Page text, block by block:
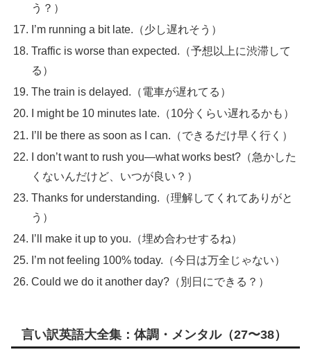
う？）
I’m running a bit late.（少し遅れそう）
Traffic is worse than expected.（予想以上に渋滞して
る）
The train is delayed.（電車が遅れてる）
I might be 10 minutes late.（10分くらい遅れるかも）
I’ll be there as soon as I can.（できるだけ早く行く）
I don’t want to rush you—what works best?（急かした
くないんだけど、いつが良い？）
Thanks for understanding.（理解してくれてありがと
う）
I’ll make it up to you.（埋め合わせするね）
I’m not feeling 100% today.（今日は万全じゃない）
Could we do it another day?（別日にできる？）
言い訳英語大全集：体調・メンタル（27〜38）